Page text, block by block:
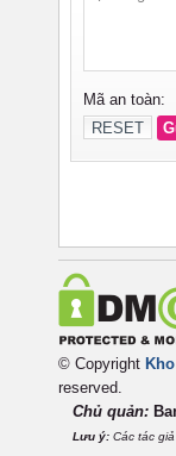
© Copyright
reserved.
Chủ quản:
Lưu ý: Các tác